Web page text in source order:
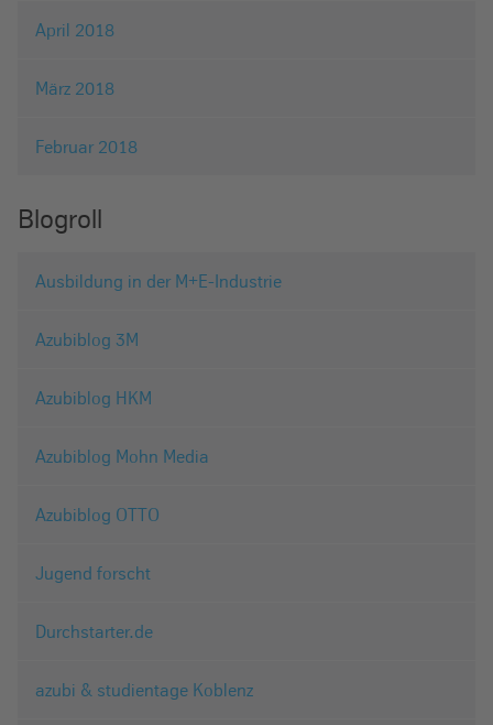
April 2018
März 2018
Februar 2018
Blogroll
Ausbildung in der M+E-Industrie
Azubiblog 3M
Azubiblog HKM
Azubiblog Mohn Media
Azubiblog OTTO
Jugend forscht
Durchstarter.de
azubi & studientage Koblenz